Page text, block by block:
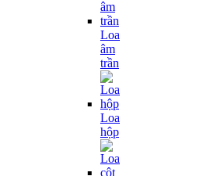
Loa
âm
trần
Loa
hộp